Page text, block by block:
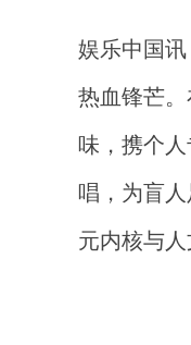
娱乐中国
热血锋芒
味，携个
唱，为盲
元内核与人